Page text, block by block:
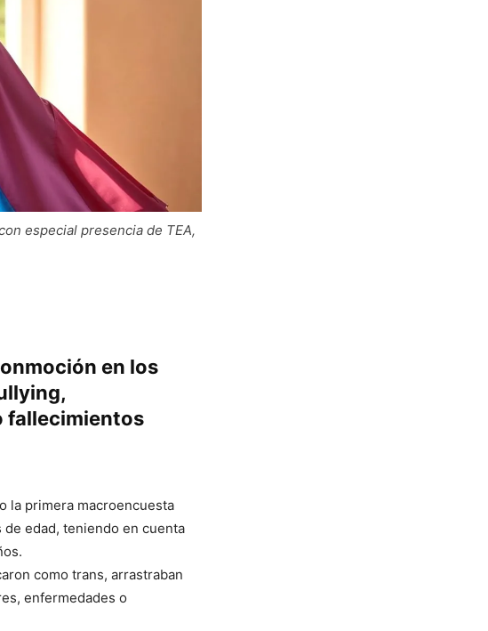
especial presencia de TEA,
en los
fallecimientos
la primera macroencuesta
edad, teniendo en cuenta
como trans, arrastraban
enfermedades o